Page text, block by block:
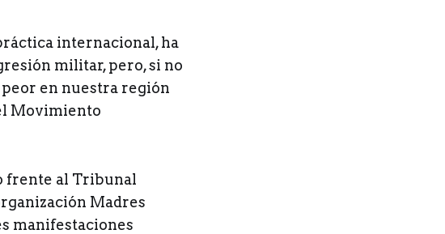
internacional, ha
militar, pero, si no
en nuestra región
Movimiento
frente al Tribunal
Madres
manifestaciones